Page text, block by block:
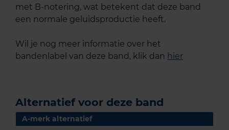
met B-notering, wat betekent dat deze band
een normale geluidsproductie heeft.
Wil je nog meer informatie over het
bandenlabel van deze band, klik dan hier
Alternatief voor deze band
A-merk alternatief